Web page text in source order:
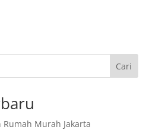
Cari
Murah Jakarta